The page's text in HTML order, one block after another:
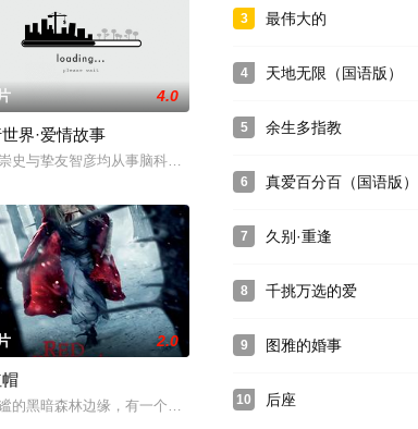
诚之间的爱情和友情故事。琼是一个有个性、悖逆的姑娘。经
回到世间，正是奸臣当道，朝政混乱，民生困苦的时代。宁偶
黛莲•波奈尔 饰）前去会见心理医生，但她错误地走进了会计师
4.0
界·爱情故事
史与挚友智彦均从事脑科学前沿研究，十余年来情同手足。一
他长期把自己的世界与其他人隔绝起来。直到他遇见了性格开朗
前往英国，之后就再也没有回去过。一晃眼三十年过去，基特的
金门，欢迎他的却是魔鬼士官长老张（陈建斌 饰）带来的铁血
2.0
的黑暗森林边缘，有一个不知名的村庄，长久以来，关于狼人
3 最伟大的
4 天地无限（国语版）
5 余生多指教
6 真爱百分百（国语版）
7 久别·重逢
8 千挑万选的爱
9 图雅的婚事
10 后座